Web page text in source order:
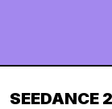
SEEDANCE